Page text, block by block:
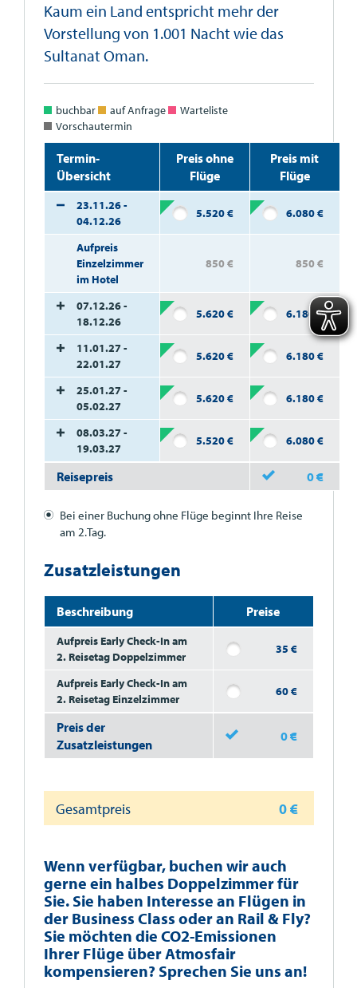
Kaum ein Land entspricht mehr der
Vorstellung von 1.001 Nacht wie das
Sultanat Oman.
buchbar auf Anfrage
Warteliste
Vorschautermin
Termin-
Übersicht
Preis ohne
Flüge
Preis mit
Flüge
Reisepreis 0€
23.11.26 -
04.12.26
5.520€ 6.080€
Aufpreis
Einzelzimmer
im Hotel
850€ 850€
07.12.26 -
18.12.26
5.620€ 6.180 €
11.01.27 -
22.01.27
5.620€ 6.180€
25.01.27 -
05.02.27
5.620€ 6.180€
08.03.27 -
19.03.27
5.520€ 6.080€
Bei einer Buchung ohne Flüge beginnt Ihre Reise
am 2.Tag.
Zusatzleistungen
Beschreibung Preise
Preis der
Zusatzleistungen
0€
Aufpreis Early Check-In am
2. Reisetag Doppelzimmer
35 €
Aufpreis Early Check-In am
2. Reisetag Einzelzimmer
60 €
Gesamtpreis 0€
Wenn verfügbar, buchen wir auch
gerne ein halbes Doppelzimmer für
Sie. Sie haben Interesse an Flügen in
der Business Class oder an Rail & Fly?
Sie möchten die CO2-Emissionen
Ihrer Flüge über Atmosfair
kompensieren? Sprechen Sie uns an!